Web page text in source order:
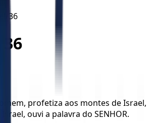
36
36
profetiza aos montes de Israel,
ouvi a palavra do SENHOR.